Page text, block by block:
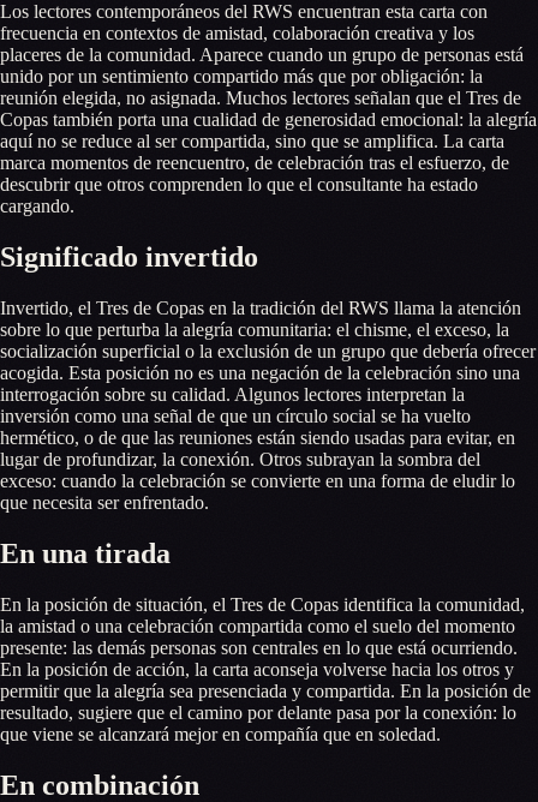
Los lectores contemporáneos del RWS encuentran esta carta con
frecuencia en contextos de amistad, colaboración creativa y los
placeres de la comunidad. Aparece cuando un grupo de personas está
unido por un sentimiento compartido más que por obligación: la
reunión elegida, no asignada. Muchos lectores señalan que el Tres de
Copas también porta una cualidad de generosidad emocional: la alegría
aquí no se reduce al ser compartida, sino que se amplifica. La carta
marca momentos de reencuentro, de celebración tras el esfuerzo, de
descubrir que otros comprenden lo que el consultante ha estado
cargando.
Significado invertido
Invertido, el Tres de Copas en la tradición del RWS llama la atención
sobre lo que perturba la alegría comunitaria: el chisme, el exceso, la
socialización superficial o la exclusión de un grupo que debería ofrecer
acogida. Esta posición no es una negación de la celebración sino una
interrogación sobre su calidad. Algunos lectores interpretan la
inversión como una señal de que un círculo social se ha vuelto
hermético, o de que las reuniones están siendo usadas para evitar, en
lugar de profundizar, la conexión. Otros subrayan la sombra del
exceso: cuando la celebración se convierte en una forma de eludir lo
que necesita ser enfrentado.
En una tirada
En la posición de situación, el Tres de Copas identifica la comunidad,
la amistad o una celebración compartida como el suelo del momento
presente: las demás personas son centrales en lo que está ocurriendo.
En la posición de acción, la carta aconseja volverse hacia los otros y
permitir que la alegría sea presenciada y compartida. En la posición de
resultado, sugiere que el camino por delante pasa por la conexión: lo
que viene se alcanzará mejor en compañía que en soledad.
En combinación